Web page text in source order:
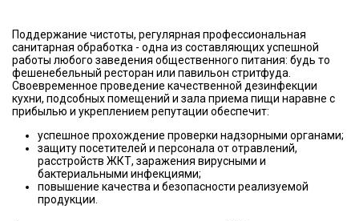
Поддержание чистоты, регулярная профессиональная
санитарная обработка - одна из составляющих успешной
работы любого заведения общественного питания: будь то
фешенебельный ресторан или павильон стритфуда.
Своевременное проведение качественной дезинфекции
кухни, подсобных помещений и зала приема пищи наравне с
прибылью и укреплением репутации обеспечит:
успешное прохождение проверки надзорными органами;
защиту посетителей и персонала от отравлений,
расстройств ЖКТ, заражения вирусными и
бактериальными инфекциями;
повышение качества и безопасности реализуемой
продукции.